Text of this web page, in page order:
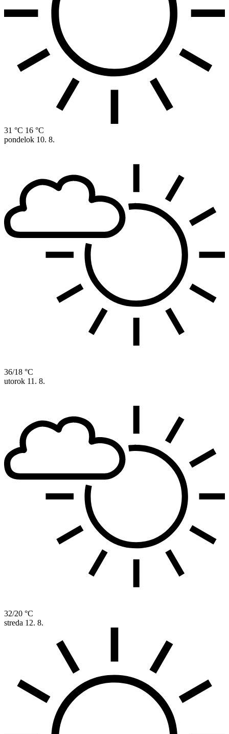
31 °C 16 °C
pondelok 10. 8.
36/18 °C
utorok 11. 8.
32/20 °C
streda 12. 8.